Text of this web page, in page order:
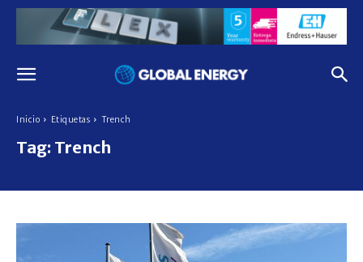
Inicio Etiquetas Trench
Tag: Trench